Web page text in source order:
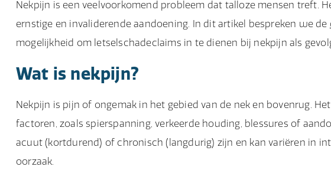
Nekpijn is een veelvoorkomend probleem dat talloze mensen treft.
ernstige en invaliderende aandoening. In dit artikel bespreken we de
mogelijkheid om letselschadeclaims in te dienen bij nekpijn als
Wat is nekpijn?
Nekpijn is pijn of ongemak in het gebied van de nek en bovenrug.
factoren, zoals spierspanning, verkeerde houding, blessures of
acuut (kortdurend) of chronisch (langdurig) zijn en kan variëren in
oorzaak.